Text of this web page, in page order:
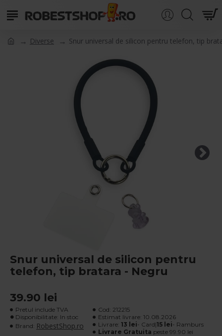
Diverse Snur universal de silicon pentru telefon, tip
Snur universal de silicon pentru
telefon, tip bratara - Negru
39.90 lei
Pretul include TVA
Disponibilitate: In stoc
Brand: RobestShop.ro
Cod: 212215
Estimat livrare: 10.08.2026
Livrare: 13 lei- Card|15 lei- Ramburs
Livrare Gratuita peste 99.90 lei